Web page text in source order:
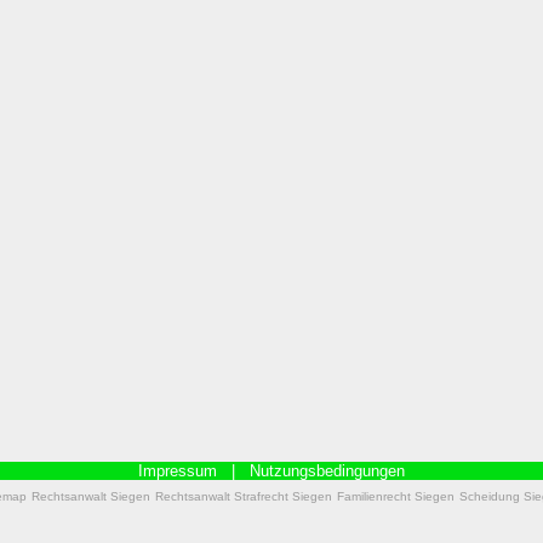
Impressum Nutzungsbedingungen
Rechtsanwalt Siegen Rechtsanwalt Strafrecht Siegen Familienrecht Siegen Scheidung